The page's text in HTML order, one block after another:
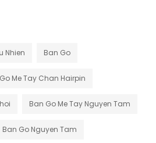
Nhien Ban Go
Me Tay Chan Hairpin
Ban Go Me Tay Nguyen Tam
Ban Go Nguyen Tam